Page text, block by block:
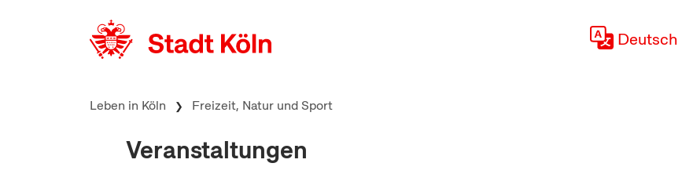
Deutsch
Leben in Köln Freizeit, Natur und Sport
Veranstaltungen